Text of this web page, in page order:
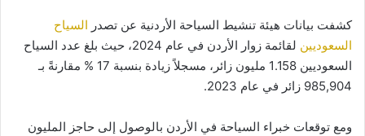
كشفت بيانات هيئة تنشيط السياحة الأردنية عن تصدر السياح
السعوديين
لقائمة زوار الأردن في عام 2024، حيث بلغ عدد السياح
السعوديين 1.158 مليون زائر، مسجلاً زيادة بنسبة 17 % مقارنةً بـ
985,904 زائر في عام 2023.
ومع توقعات خبراء السياحة في الأردن بالوصول إلى حاجز المليون